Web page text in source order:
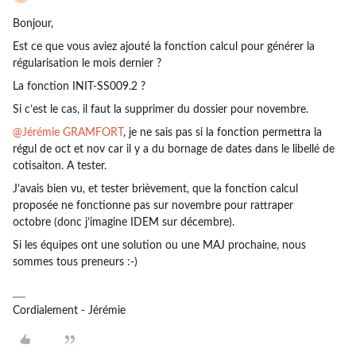
Bonjour,
Est ce que vous aviez ajouté la fonction calcul pour générer la
régularisation le mois dernier ?
La fonction INIT-SS009.2 ?
Si c’est le cas, il faut la supprimer du dossier pour novembre.
@Jérémie GRAMFORT , je ne sais pas si la fonction permettra la
régul de oct et nov car il y a du bornage de dates dans le libellé de
cotisaiton. A tester.
J’avais bien vu, et tester brièvement, que la fonction calcul
proposée ne fonctionne pas sur novembre pour rattraper
octobre (donc j’imagine IDEM sur décembre).
Si les équipes ont une solution ou une MAJ prochaine, nous
sommes tous preneurs :-)
Cordialement - Jérémie